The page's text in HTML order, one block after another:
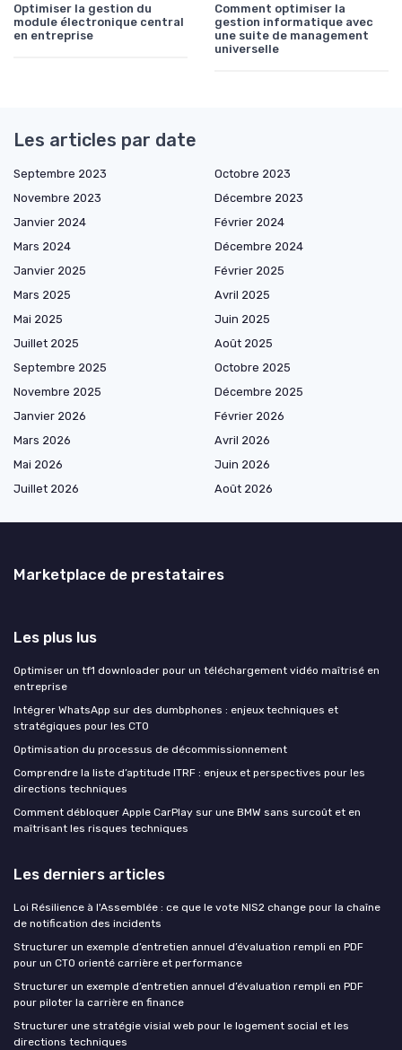
Optimiser la gestion du
module électronique central
en entreprise
Comment optimiser la
gestion informatique avec
une suite de management
universelle
Les articles par date
Septembre 2023
Octobre 2023
Novembre 2023
Décembre 2023
Janvier 2024
Février 2024
Mars 2024
Décembre 2024
Janvier 2025
Février 2025
Mars 2025
Avril 2025
Mai 2025
Juin 2025
Juillet 2025
Août 2025
Septembre 2025
Octobre 2025
Novembre 2025
Décembre 2025
Janvier 2026
Février 2026
Mars 2026
Avril 2026
Mai 2026
Juin 2026
Juillet 2026
Août 2026
Marketplace de prestataires
Les plus lus
Optimiser un tf1 downloader pour un téléchargement vidéo maîtrisé en
entreprise
Intégrer WhatsApp sur des dumbphones : enjeux techniques et
stratégiques pour les CTO
Optimisation du processus de décommissionnement
Comprendre la liste d’aptitude ITRF : enjeux et perspectives pour les
directions techniques
Comment débloquer Apple CarPlay sur une BMW sans surcoût et en
maîtrisant les risques techniques
Les derniers articles
Loi Résilience à l'Assemblée : ce que le vote NIS2 change pour la chaîne
de notification des incidents
Structurer un exemple d’entretien annuel d’évaluation rempli en PDF
pour un CTO orienté carrière et performance
Structurer un exemple d’entretien annuel d’évaluation rempli en PDF
pour piloter la carrière en finance
Structurer une stratégie visial web pour le logement social et les
directions techniques